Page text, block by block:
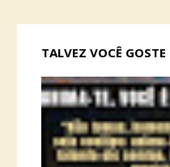
TALVEZ VOCÊ